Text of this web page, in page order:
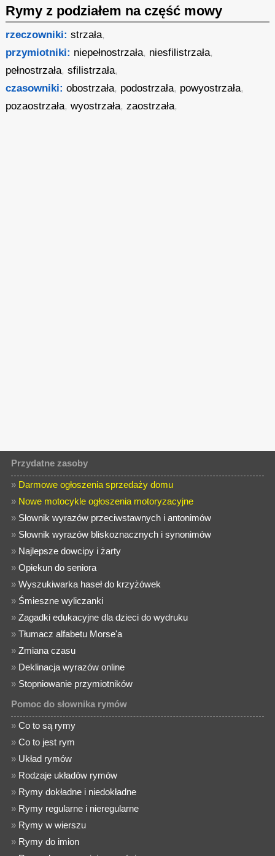
Rymy z podziałem na część mowy
rzeczowniki: strzała,
przymiotniki: niepełnostrzała, niesfilistrzała,
pełnostrzała,sfilistrzała,
czasowniki: obostrzała, podostrzała, powyostrzała,
pozaostrzała,wyostrzała,zaostrzała,
Przydatne zasoby
» Darmowe ogłoszenia sprzedaży domu
» Nowe motocykle ogłoszenia motoryzacyjne
» Słownik wyrazów przeciwstawnych i antonimów
» Słownik wyrazów bliskoznacznych i synonimów
» Najlepsze dowcipy i żarty
»Opiekun do seniora
»Wyszukiwarka haseł do krzyżówek
» Śmieszne wyliczanki
»Zagadki edukacyjne dla dzieci do wydruku
»Tłumacz alfabetu Morse'a
»Zmiana czasu
» Deklinacja wyrazów online
» Stopniowanie przymiotników
Pomoc do słownika rymów
»Co to są rymy
»Co to jest rym
» Układ rymów
» Rodzaje układów rymów
» Rymy dokładne i niedokładne
» Rymy regularne i nieregularne
» Rymy w wierszu
» Rymy do imion